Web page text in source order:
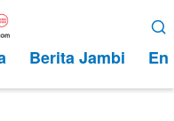
Berita Jambi